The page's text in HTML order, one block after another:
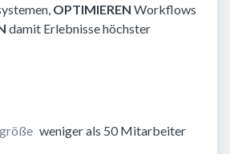
OPTIMIEREN Workflows
damit Erlebnisse höchster
weniger als 50 Mitarbeiter